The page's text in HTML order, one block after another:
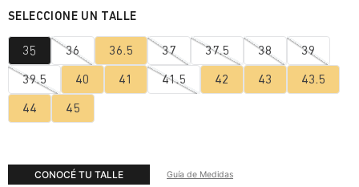
35 36 36.5 37 37.5 38 39
39.5 40 41 41.5 42 43 43.5
44 45
CONOCÉ TU TALLE Guía de Medidas